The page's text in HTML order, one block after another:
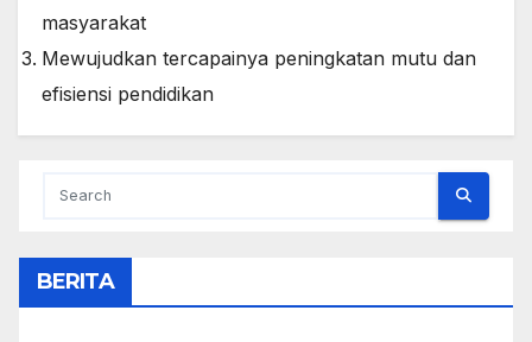
masyarakat
Mewujudkan tercapainya peningkatan mutu dan
efisiensi pendidikan
BERITA